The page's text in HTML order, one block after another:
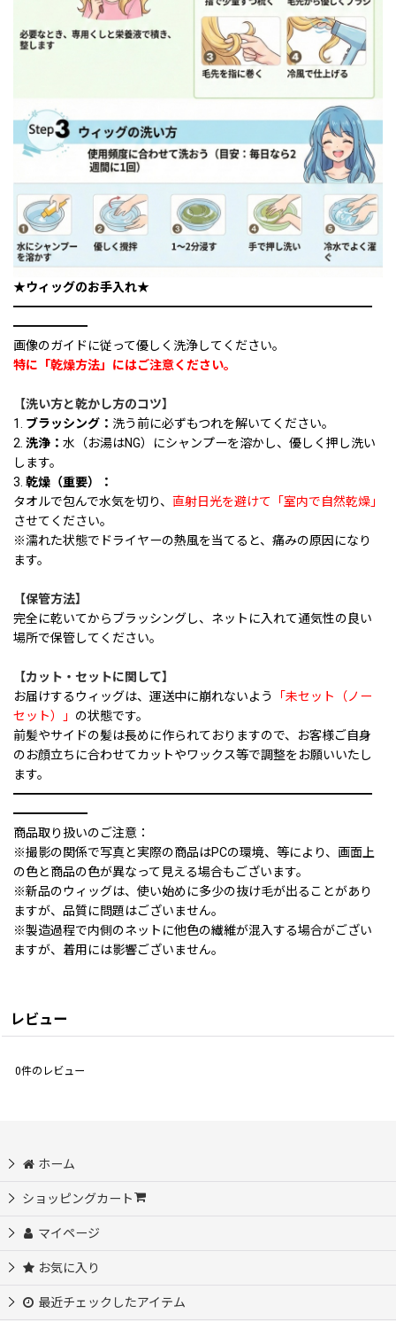
★ウィッグのお手入れ★
━━━━━━━━━━━━━━━━━━━━━━━━━━━━━
━━━━━━
画像のガイドに従って優しく洗浄してください。
特に「乾燥方法」にはご注意ください。
【洗い方と乾かし方のコツ】
1. ブラッシング： 洗う前に必ずもつれを解いてください。
2. 洗浄： 水（お湯はNG）にシャンプーを溶かし、優しく押し洗い
します。
3. 乾燥（重要）：
タオルで包んで水気を切り、 直射日光を避けて「室内で自然乾燥」
させてください。
※濡れた状態でドライヤーの熱風を当てると、痛みの原因になり
ます。
【保管方法】
完全に乾いてからブラッシングし、ネットに入れて通気性の良い
場所で保管してください。
【カット・セットに関して】
お届けするウィッグは、運送中に崩れないよう
「未セット（ノー
セット）」 の状態です。
前髪やサイドの髪は長めに作られておりますので、お客様ご自身
のお顔立ちに合わせてカットやワックス等で調整をお願いいたし
ます。
━━━━━━━━━━━━━━━━━━━━━━━━━━━━━
━━━━━━
商品取り扱いのご注意：
※撮影の関係で写真と実際の商品はPCの環境、等により、画面上
の色と商品の色が異なって見える場合もございます。
※新品のウィッグは、使い始めに多少の抜け毛が出ることがあり
ますが、品質に問題はございません。
※製造過程で内側のネットに他色の繊維が混入する場合がござい
ますが、着用には影響ございません。
レビュー
0件のレビュー
ホーム
ショッピングカート
マイページ
お気に入り
最近チェックしたアイテム